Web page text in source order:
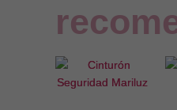
durante tu
algunas
funcionalidades
desaparecerán